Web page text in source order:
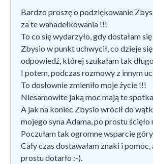
Bardzo proszę o podziękowanie
za te wahadełkowania !!!
To co się wydarzyło, gdy dostałam
Zbysio w punkt uchwycił, co dzieje się
odpowiedź, której szukałam tak
I potem, podczas rozmowy z innym
To dosłownie zmieniło moje życie !!!
Niesamowite jaką moc mają te
A jak na koniec Zbysio wrócił do
mojego syna Adama, po prostu ścięło
Poczułam tak ogromne wsparcie
Cały czas dostawałam znaki i pomoc,
prostu dotarło :-).